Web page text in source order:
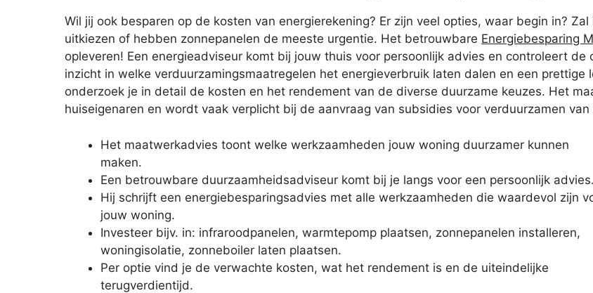
Wil jij ook besparen op de kosten van energierekening? Er zijn veel opties, waar begin in?
uitkiezen of hebben zonnepanelen de meeste urgentie. Het betrouwbare Energiebesparing
opleveren! Een energieadviseur komt bij jouw thuis voor persoonlijk advies en controleert
inzicht in welke verduurzamingsmaatregelen het energieverbruik laten dalen en een
onderzoek je in detail de kosten en het rendement van de diverse duurzame keuzes. Het
huiseigenaren en wordt vaak verplicht bij de aanvraag van subsidies voor verduurzamen van
Het maatwerkadvies toont welke werkzaamheden jouw woning duurzamer kunnen
maken.
Een betrouwbare duurzaamheidsadviseur komt bij je langs voor een persoonlijk advies.
Hij schrijft een energiebesparingsadvies met alle werkzaamheden die waardevol zijn
jouw woning.
Investeer bijv. in: infraroodpanelen, warmtepomp plaatsen, zonnepanelen installeren,
woningisolatie, zonneboiler laten plaatsen.
Per optie vind je de verwachte kosten, wat het rendement is en de uiteindelijke
terugverdientijd.